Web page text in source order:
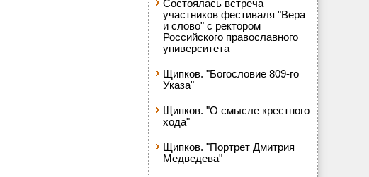
Состоялась встреча
участников фестиваля "Вера
и слово" с ректором
Российского православного
университета
Щипков. "Богословие 809-го
Указа"
Щипков. "О смысле крестного
хода"
Щипков. "Портрет Дмитрия
Медведева"